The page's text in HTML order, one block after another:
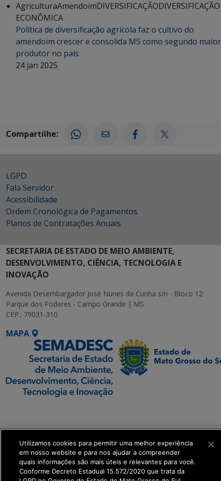
AgriculturaAmendoimDIVERSIFICAÇÃODIVERSIFICAÇÃO
ECONÔMICA
Política de diversificação agrícola faz o cultivo do
amendoim crescer e consolida MS como segundo maior
produtor no país
24 jan 2025
Compartilhe:
LGPD
Fala Servidor
Acessibilidade
Ordem Cronológica de Pagamentos
Planos de Contratações Anuais
SECRETARIA DE ESTADO DE MEIO AMBIENTE,
DESENVOLVIMENTO, CIÊNCIA, TECNOLOGIA E
INOVAÇÃO
Avenida Desembargador José Nunes da Cunha s/n - Bloco 12
Parque dos Poderes - Campo Grande | MS
CEP.: 79031-310
MAPA
Transformação Digital
get_footer();
Utilizamos cookies para permitir uma melhor experiência
em nosso website e para nos ajudar a compreender
quais informações são mais úteis e relevantes para você.
Conforme Decreto Estadual 15.572/2020 que trata da